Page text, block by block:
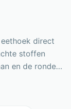
direct
stoffen
en de ronde
zit. Dankzij de